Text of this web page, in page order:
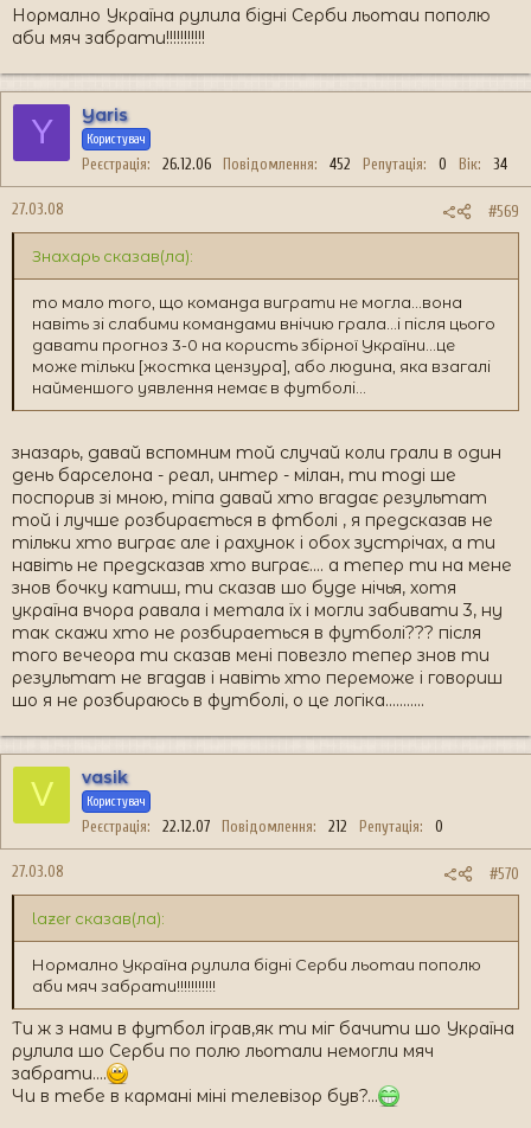
Нормално Україна рулила бідні Серби льотаи пополю
аби мяч забрати!!!!!!!!!!!
Y Yaris
Користувач
Реєстрація 26.12.06 Повідомлення 452 Репутація 0 Вік 34
27.03.08 #569
Знахарь сказав(ла):
то мало того, що команда виграти не могла...вона
навіть зі слабими командами внічию грала...і після цього
давати прогноз 3-0 на користь збірної України...це
може тільки [жостка цензура], або людина, яка взагалі
найменшого уявлення немає в футболі...
зназарь, давай вспомним той случай коли грали в один
день барселона - реал, интер - мілан, ти тоді ше
поспорив зі мною, тіпа давай хто вгадає результат
той і лучше розбирається в фтболі , я предсказав не
тільки хто виграє але і рахунок і обох зустрічах, а ти
навіть не предсказав хто виграє.... а тепер ти на мене
знов бочку катиш, ти сказав шо буде нічья, хотя
україна вчора равала і метала їх і могли забивати 3, ну
так скажи хто не розбираеться в футболі??? після
того вечеора ти сказав мені повезло тепер знов ти
результат не вгадав і навіть хто переможе і говориш
шо я не розбираюсь в футболі, о це логіка...........
V vasik
Користувач
Реєстрація 22.12.07 Повідомлення 212 Репутація 0
27.03.08 #570
lazer сказав(ла):
Нормално Україна рулила бідні Серби льотаи пополю
аби мяч забрати!!!!!!!!!!!
Ти ж з нами в футбол іграв,як ти міг бачити шо Україна
рулила шо Серби по полю льотали немогли мяч
забрати....
Чи в тебе в кармані міні телевізор був?...